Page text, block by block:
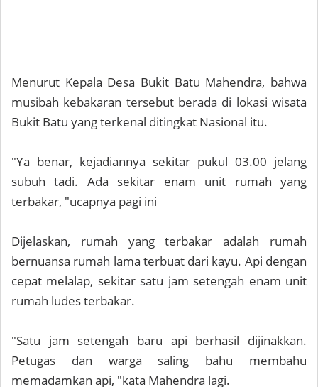
Menurut Kepala Desa Bukit Batu Mahendra, bahwa
musibah kebakaran tersebut berada di lokasi wisata
Bukit Batu yang terkenal ditingkat Nasional itu.
"Ya benar, kejadiannya sekitar pukul 03.00 jelang
subuh tadi. Ada sekitar enam unit rumah yang
terbakar, "ucapnya pagi ini
Dijelaskan, rumah yang terbakar adalah rumah
bernuansa rumah lama terbuat dari kayu. Api dengan
cepat melalap, sekitar satu jam setengah enam unit
rumah ludes terbakar.
"Satu jam setengah baru api berhasil dijinakkan.
Petugas dan warga saling bahu membahu
memadamkan api, "kata Mahendra lagi.